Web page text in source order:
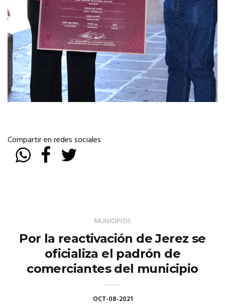
Compartir en redes sociales
MUNICIPIOS
Por la reactivación de Jerez se
oficializa el padrón de
comerciantes del municipio
OCT-08-2021